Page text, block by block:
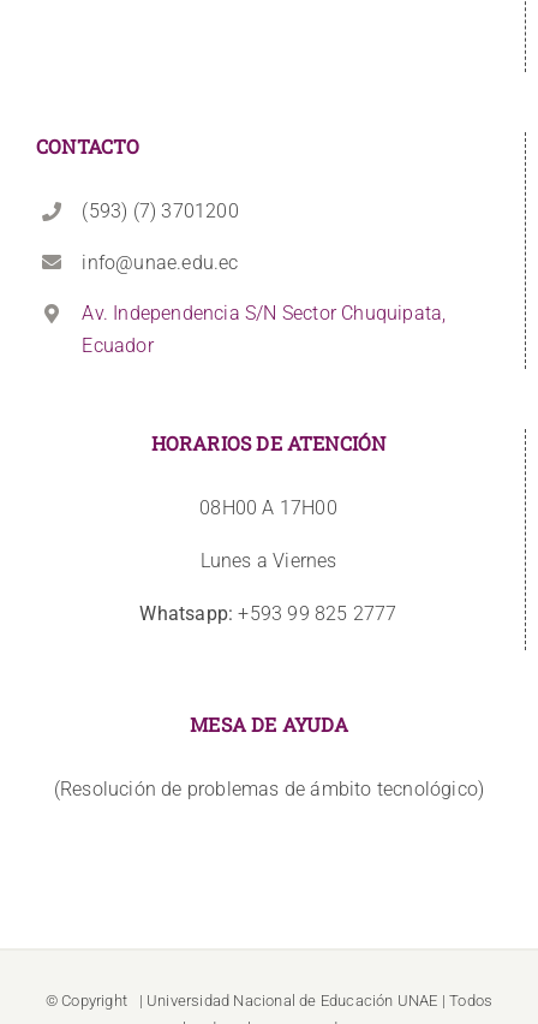
CONTACTO
(593) (7) 3701200
info@unae.edu.ec
Av. Independencia S/N Sector Chuquipata,
Ecuador
HORARIOS DE ATENCIÓN
08H00 A 17H00
Lunes a Viernes
Whatsapp: +593 99 825 2777
MESA DE AYUDA
(Resolución de problemas de ámbito tecnológico)
© Copyright | Universidad Nacional de Educación UNAE | Todos